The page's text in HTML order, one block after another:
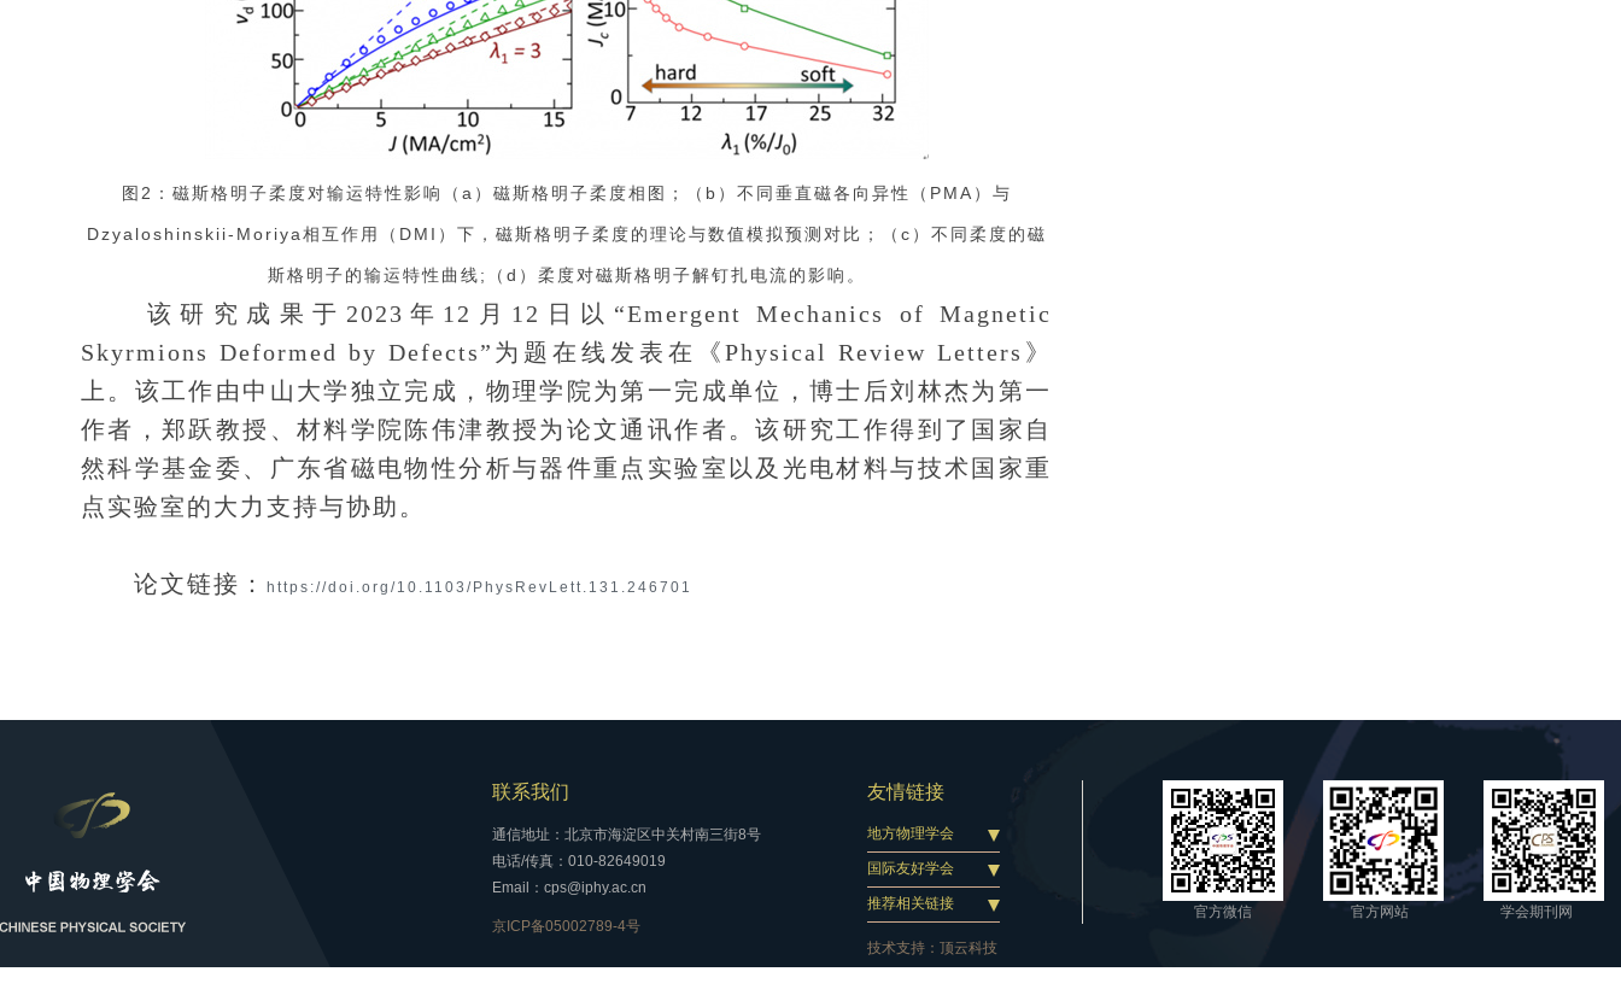
图2：磁斯格明子柔度对输运特性影响（a）磁斯格明子柔度相图；（b）不同垂直磁各向异性（PMA）与
Dzyaloshinskii-Moriya相互作用（DMI）下，磁斯格明子柔度的理论与数值模拟预测对比；（c）不同柔度的磁
斯格明子的输运特性曲线;（d）柔度对磁斯格明子解钉扎电流的影响。
该研究成果于2023年12月12日以“Emergent Mechanics of Magnetic
Skyrmions Deformed by Defects”为题在线发表在《Physical Review Letters》
上。该工作由中山大学独立完成，物理学院为第一完成单位，博士后刘林杰为第一
作者，郑跃教授、材料学院陈伟津教授为论文通讯作者。该研究工作得到了国家自
然科学基金委、广东省磁电物性分析与器件重点实验室以及光电材料与技术国家重
点实验室的大力支持与协助。
论文链接： https://doi.org/10.1103/PhysRevLett.131.246701
官方微信 官方网站 学会期刊网
联系我们
通信地址：北京市海淀区中关村南三街8号
电话/传真：010-82649019
Email：cps@iphy.ac.cn
京ICP备05002789-4号
友情链接
地方物理学会
国际友好学会
推荐相关链接
技术支持： 顶云科技